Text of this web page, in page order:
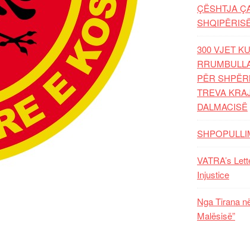
ÇËSHTJA
300 VJET
PËR
TREVA
DALMACISË
VATRA’s
Injustice
Nga Tirana
Malësisë”